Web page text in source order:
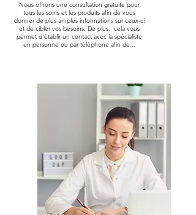
Nous offrons une consultation gratuite pour
tous les soins et les produits afin de vous
donner de plus amples informations sur ceux-ci
et de cibler vos besoins. De plus, cela vous
permet d'établir un contact avec la spécialiste
en personne ou par téléphone afin de...